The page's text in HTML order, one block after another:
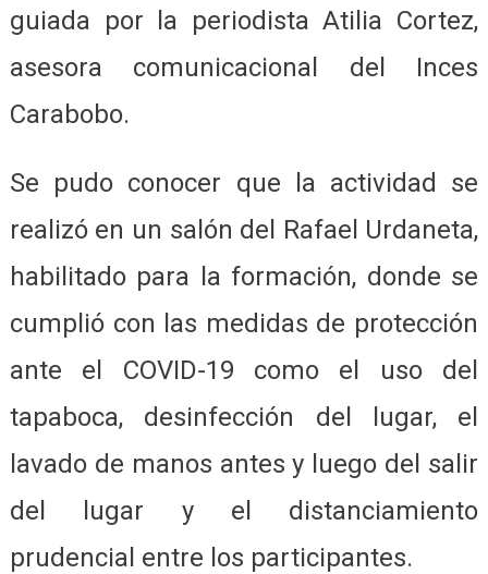
guiada por la periodista Atilia Cortez,
asesora comunicacional del Inces
Carabobo.
Se pudo conocer que la actividad se
realizó en un salón del Rafael Urdaneta,
habilitado para la formación, donde se
cumplió con las medidas de protección
ante el COVID-19 como el uso del
tapaboca, desinfección del lugar, el
lavado de manos antes y luego del salir
del lugar y el distanciamiento
prudencial entre los participantes.